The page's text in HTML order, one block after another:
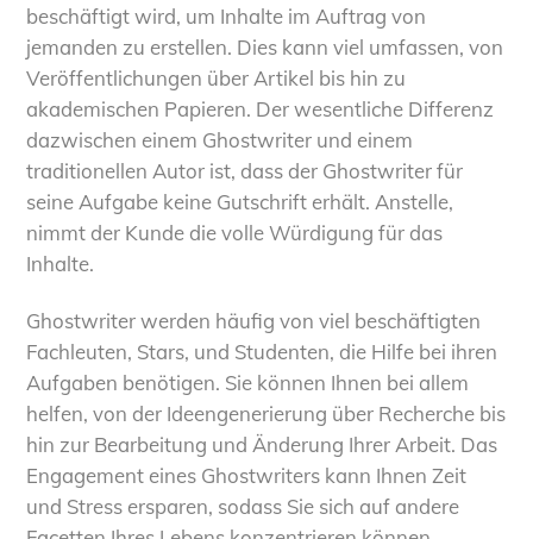
beschäftigt wird, um Inhalte im Auftrag von
jemanden zu erstellen. Dies kann viel umfassen, von
Veröffentlichungen über Artikel bis hin zu
akademischen Papieren. Der wesentliche Differenz
dazwischen einem Ghostwriter und einem
traditionellen Autor ist, dass der Ghostwriter für
seine Aufgabe keine Gutschrift erhält. Anstelle,
nimmt der Kunde die volle Würdigung für das
Inhalte.
Ghostwriter werden häufig von viel beschäftigten
Fachleuten, Stars, und Studenten, die Hilfe bei ihren
Aufgaben benötigen. Sie können Ihnen bei allem
helfen, von der Ideengenerierung über Recherche bis
hin zur Bearbeitung und Änderung Ihrer Arbeit. Das
Engagement eines Ghostwriters kann Ihnen Zeit
und Stress ersparen, sodass Sie sich auf andere